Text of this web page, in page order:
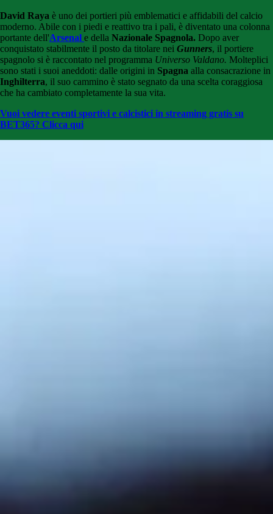
David Raya è uno dei portieri più emblematici e affidabili del calcio
moderno. Abile con i piedi e reattivo tra i pali, è diventato una colonna
portante dell'Arsenal e della Nazionale Spagnola. Dopo aver
conquistato stabilmente il posto da titolare nei Gunners, il portiere
spagnolo si è raccontato nel programma Universo Valdano. Molteplici
sono stati i suoi aneddoti: dalle origini in Spagna alla consacrazione in
Inghilterra, il suo cammino è stato segnato da una scelta coraggiosa
che ha cambiato completamente la sua vita.
Vuoi vedere eventi sportivi e calcistici in streaming gratis su
BET365? Clicca qui